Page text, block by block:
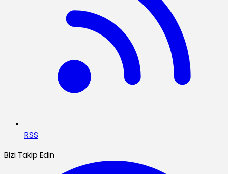
RSS
Bizi Takip Edin